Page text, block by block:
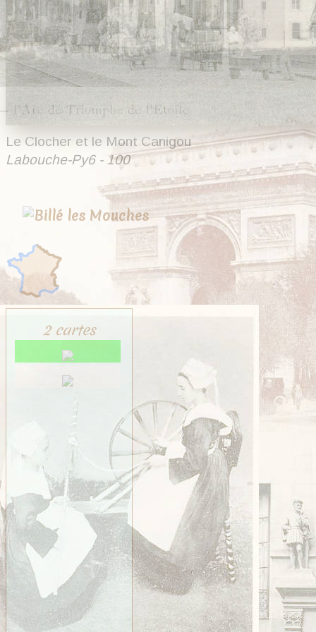
Le Clocher et le Mont Canigou
Labouche-Py6 - 100
2 cartes